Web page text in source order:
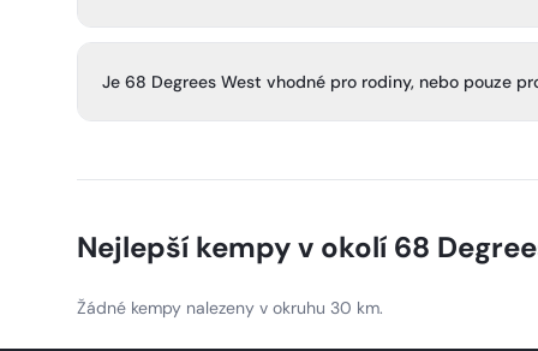
toalety. Některé pody mají také vířivku Jacuzzi, terasu a
Je 68 Degrees West vhodné pro rodiny, nebo pouze
jsou pouze pro dospělé a nepovolují děti ani kojence.
Nejlepší kempy v okolí 68
Žádné kempy nalezeny v okruhu 30 km.